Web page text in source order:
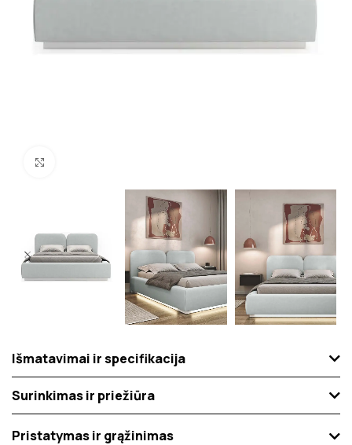
Išmatavimai ir specifikacija
Surinkimas ir priežiūra
Pristatymas ir grąžinimas